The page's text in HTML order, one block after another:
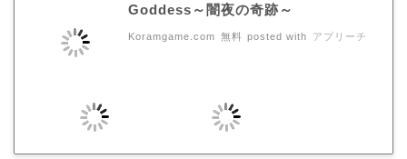
Goddess～闇夜の奇跡～
Koramgame.com 無料 posted with アプリーチ